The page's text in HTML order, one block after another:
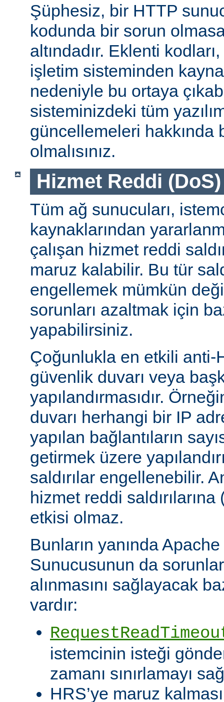
Şüphesiz, bir HTTP
kodunda bir sorun
altındadır. Eklenti
işletim sisteminden
nedeniyle bu ortaya
sisteminizdeki tüm
güncellemeleri hakkında
olmalısınız.
Hizmet Reddi (DoS)
Tüm ağ sunucuları,
kaynaklarından
çalışan hizmet reddi
maruz kalabilir. Bu tür
engellemek mümkün
sorunları azaltmak için
yapabilirsiniz.
Çoğunlukla en etkili anti-
güvenlik duvarı veya
yapılandırmasıdır.
duvarı herhangi bir IP
yapılan bağlantıların
getirmek üzere
saldırılar engellenebilir.
hizmet reddi
etkisi olmaz.
Bunların yanında
Sunucusunun da
alınmasını sağlayacak
vardır:
istemcinin isteği
zamanı sınırlamayı
HRS’ye maruz